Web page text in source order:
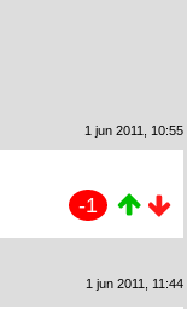
1 jun 2011, 10:55
-1
1 jun 2011, 11:44